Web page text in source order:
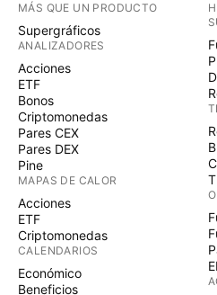
MÁS QUE UN PRODUCTO
Supergráficos
ANALIZADORES
Acciones
ETF
Bonos
Criptomonedas
Pares CEX
Pares DEX
Pine
MAPAS DE CALOR
Acciones
ETF
Criptomonedas
CALENDARIOS
Económico
Beneficios